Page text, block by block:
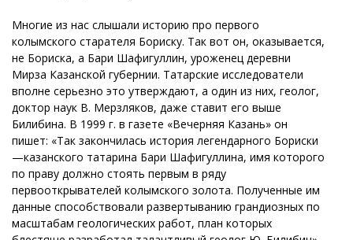
Многие из нас слышали историю про первого
колымского старателя Бориску. Так вот он, оказывается,
не Бориска, а Бари Шафигуллин, уроженец деревни
Мирза Казанской губернии. Татарские исследователи
вполне серьезно это утверждают, а один из них, геолог,
доктор наук В. Мерзляков, даже ставит его выше
Билибина. В 1999 г. в газете «Вечерняя Казань» он
пишет: «Так закончилась история легендарного Бориски
—казанского татарина Бари Шафигуллина, имя которого
по праву должно стоять первым в ряду
первооткрывателей колымского золота. Полученные им
данные способствовали развертыванию грандиозных по
масштабам геологических работ, план которых